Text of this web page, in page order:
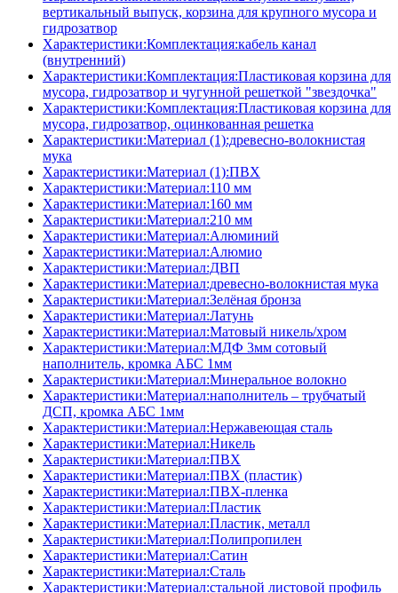
вертикальный выпуск, корзина для крупного мусора и
гидрозатвор
Характеристики:Комплектация:кабель канал
(внутренний)
Характеристики:Комплектация:Пластиковая корзина для
мусора, гидрозатвор и чугунной решеткой "звездочка"
Характеристики:Комплектация:Пластиковая корзина для
мусора, гидрозатвор, оцинкованная решетка
Характеристики:Материал (1):древесно-волокнистая
мука
Характеристики:Материал (1):ПВХ
Характеристики:Материал:110 мм
Характеристики:Материал:160 мм
Характеристики:Материал:210 мм
Характеристики:Материал:Алюминий
Характеристики:Материал:Алюмио
Характеристики:Материал:ДВП
Характеристики:Материал:древесно-волокнистая мука
Характеристики:Материал:Зелёная бронза
Характеристики:Материал:Латунь
Характеристики:Материал:Матовый никель/хром
Характеристики:Материал:МДФ 3мм сотовый
наполнитель, кромка AБC 1мм
Характеристики:Материал:Минеральное волокно
Характеристики:Материал:наполнитель – трубчатый
ДСП, кромка AБC 1мм
Характеристики:Материал:Нержавеющая сталь
Характеристики:Материал:Никель
Характеристики:Материал:ПВХ
Характеристики:Материал:ПВХ (пластик)
Характеристики:Материал:ПВХ-пленка
Характеристики:Материал:Пластик
Характеристики:Материал:Пластик, металл
Характеристики:Материал:Полипропилен
Характеристики:Материал:Сатин
Характеристики:Материал:Сталь
Характеристики:Материал:стальной листовой профиль